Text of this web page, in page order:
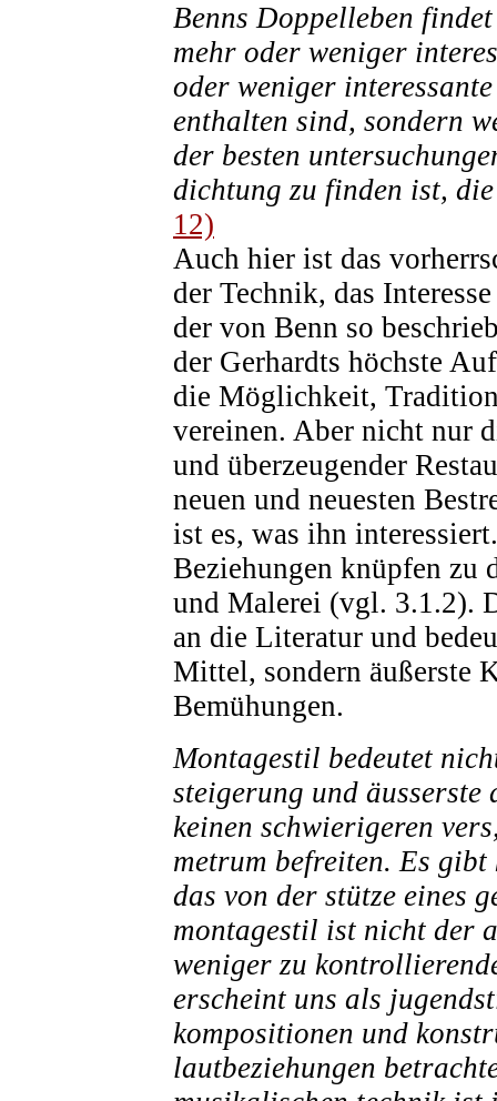
Benns Doppelleben
mehr oder weniger
oder weniger
enthalten sind, sondern
der besten
dichtung zu finden ist,
12)
Auch hier ist das
der Technik, das
der von Benn so
der Gerhardts höchste
die Möglichkeit,
vereinen. Aber nicht nur
und überzeugender
neuen und neuesten
ist es, was ihn
Beziehungen knüpfen zu
und Malerei (vgl. 3.1.2).
an die Literatur und
Mittel, sondern äußerste
Bemühungen.
Montagestil bedeutet
steigerung und
keinen schwierigeren
metrum befreiten. Es
das von der stütze eines
montagestil ist nicht der
weniger zu
erscheint uns als
kompositionen und
lautbeziehungen